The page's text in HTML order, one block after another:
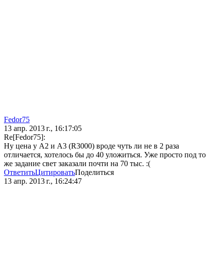
Fedor75
13 апр. 2013 г., 16:17:05
Re[Fedor75]:
Ну цена у А2 и А3 (R3000) вроде чуть ли не в 2 раза
отличается, хотелось бы до 40 уложиться. Уже просто под то
же задание свет заказали почти на 70 тыс. :(
ОтветитьЦитироватьПоделиться
13 апр. 2013 г., 16:24:47